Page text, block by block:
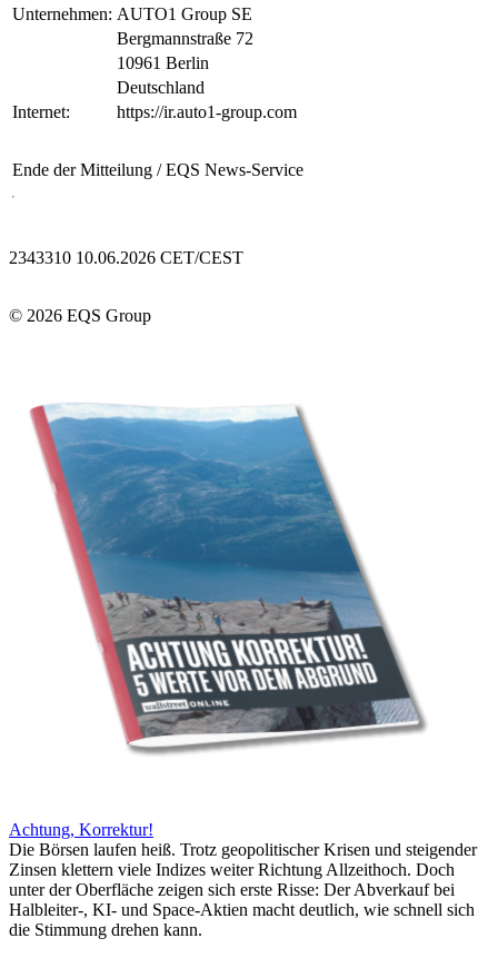
Unternehmen: AUTO1 Group SE
Bergmannstraße 72
10961 Berlin
Deutschland
Internet:
https://ir.auto1-group.com
Ende der Mitteilung / EQS News-Service
2343310 10.06.2026 CET/CEST
© 2026 EQS Group
Achtung, Korrektur!
Die Börsen laufen heiß. Trotz geopolitischer Krisen und steigender
Zinsen klettern viele Indizes weiter Richtung Allzeithoch. Doch
unter der Oberfläche zeigen sich erste Risse: Der Abverkauf bei
Halbleiter-, KI- und Space-Aktien macht deutlich, wie schnell sich
die Stimmung drehen kann.